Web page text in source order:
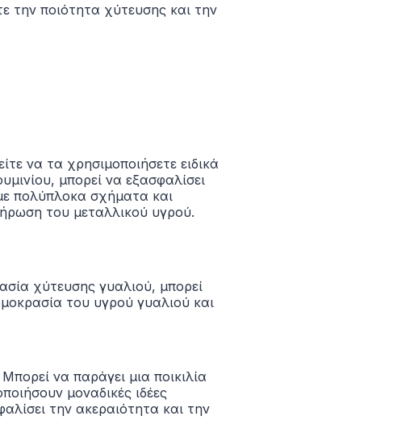
την ποιότητα χύτευσης και την
να τα χρησιμοποιήσετε ειδικά
μπορεί να εξασφαλίσει
πολύπλοκα σχήματα και
του μεταλλικού υγρού.
χύτευσης γυαλιού, μπορεί
του υγρού γυαλιού και
να παράγει μια ποικιλία
μοναδικές ιδέες
την ακεραιότητα και την